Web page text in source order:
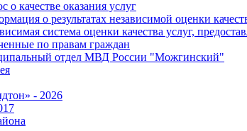
о качестве оказания услуг
о результатах независимой оценки
система оценки качества услуг,
по правам граждан
отдел МВД России "Можгинский"
- 2026